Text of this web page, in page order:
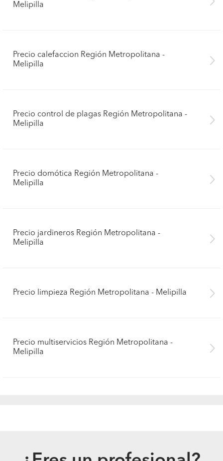
Melipilla
Precio calefaccion Región Metropolitana -
Melipilla
Precio control de plagas Región Metropolitana -
Melipilla
Precio domótica Región Metropolitana -
Melipilla
Precio jardineros Región Metropolitana -
Melipilla
Precio limpieza Región Metropolitana - Melipilla
Precio multiservicios Región Metropolitana -
Melipilla